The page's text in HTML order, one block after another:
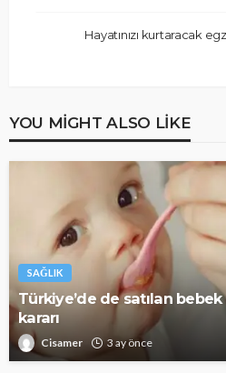
Hayatınızı kurtaracak
YOU MIGHT ALSO LIKE
SAĞLIK
Türkiye’de de satılan
kararı
Cisamer 3 ay önce